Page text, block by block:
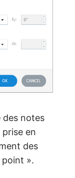
des notes
prise en
des
point ».